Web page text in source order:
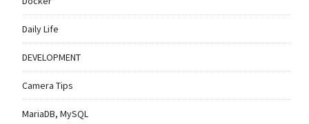
Daily Life
DEVELOPMENT
Camera Tips
MariaDB, MySQL